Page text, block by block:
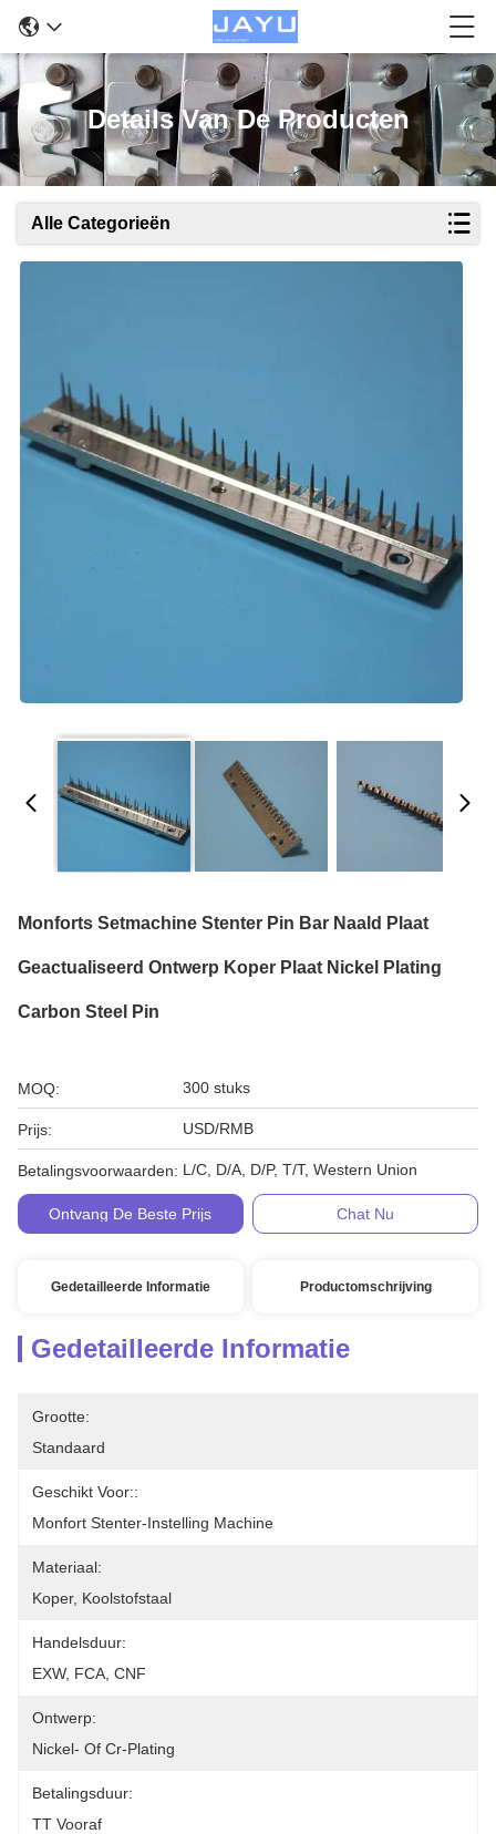
Details Van De Producten
Alle Categorieën
Monforts Setmachine Stenter Pin Bar Naald Plaat
Geactualiseerd Ontwerp Koper Plaat Nickel Plating
Carbon Steel Pin
MOQ: 300 stuks
Prijs: USD/RMB
Betalingsvoorwaarden: L/C, D/A, D/P, T/T, Western Union
Ontvang De Beste Prijs Chat Nu
Gedetailleerde Informatie Productomschrijving
Gedetailleerde Informatie
Grootte:
Standaard
Geschikt Voor::
Monfort Stenter-Instelling Machine
Materiaal:
Koper, Koolstofstaal
Handelsduur:
EXW, FCA, CNF
Ontwerp:
Nickel- Of Cr-Plating
Betalingsduur:
TT Vooraf